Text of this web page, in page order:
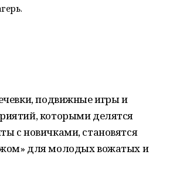
подвижные игры и
которыми делятся
с новичками, становятся
для молодых вожатых и